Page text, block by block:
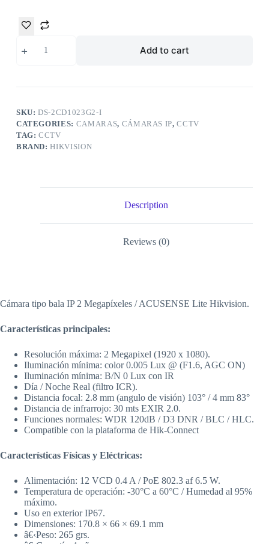
Add to cart
SKU:DS-2CD1023G2-I
CATEGORIES: CAMARAS, CÁMARAS IP,CCTV
TAG:CCTV
BRAND:HIKVISION
Description
Reviews (0)
Cámara tipo bala IP 2 Megapíxeles / ACUSENSE Lite Hikvision.
Características principales:
Resolución máxima: 2 Megapixel (1920 x 1080).
Iluminación mínima: color 0.005 Lux @ (F1.6, AGC ON)
Iluminación mínima: B/N 0 Lux con IR
Día / Noche Real (filtro ICR).
Distancia focal: 2.8 mm (angulo de visión) 103° / 4 mm 83°
Distancia de infrarrojo: 30 mts EXIR 2.0.
Funciones normales: WDR 120dB / D3 DNR / BLC / HLC.
Compatible con la plataforma de Hik-Connect
Características Físicas y Eléctricas:
Alimentación: 12 VCD 0.4 A / PoE 802.3 af 6.5 W.
Temperatura de operación: -30°C a 60°C / Humedad al 95%
máximo.
Uso en exterior IP67.
Dimensiones: 170.8 × 66 × 69.1 mm
â€‹Peso: 265 grs.